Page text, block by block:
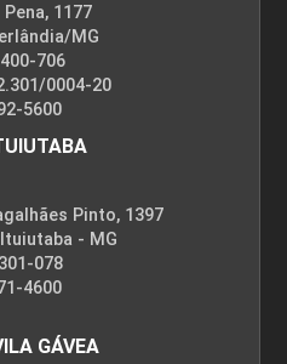
1177
MG
706
0004-20
5600
Pinto, 1397
- MG
078
4600
GÁVEA